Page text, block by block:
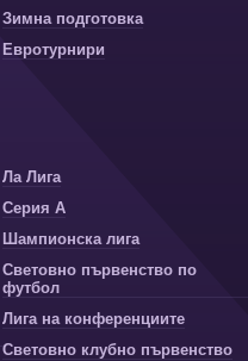
Зимна подготовка
Евротурнири
Ла Лига
Серия А
Шампионска лига
Световно първенство по
футбол
Лига на конференциите
Световно клубно първенство